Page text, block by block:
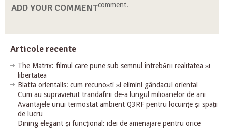
ADD YOUR COMMENTcomment.
Articole recente
The Matrix: filmul care pune sub semnul întrebării realitatea și
libertatea
Blatta orientalis: cum recunoști și elimini gândacul oriental
Cum au supraviețuit trandafirii de-a lungul milioanelor de ani
Avantajele unui termostat ambient Q3RF pentru locuințe și spații
de lucru
Dining elegant și funcțional: idei de amenajare pentru orice